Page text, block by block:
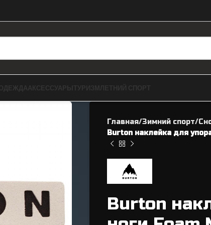
ЗАПЧАСТИ ДЛЯ BMX
Рамы
Касеты / Трещетки
Главная Зимний спорт
Burton наклейка для
Burton